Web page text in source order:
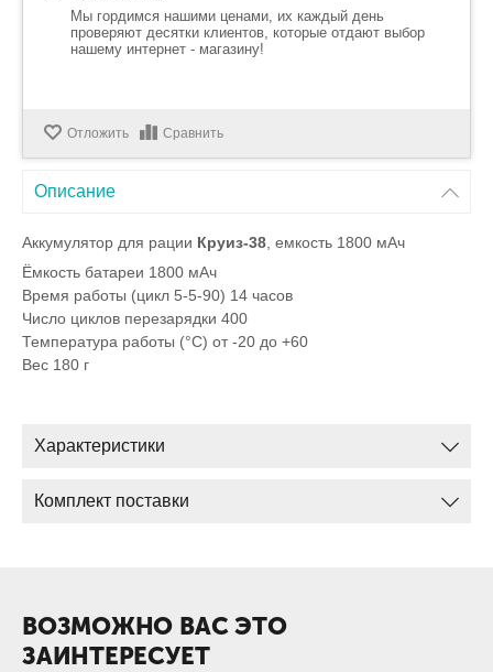
Мы гордимся нашими ценами, их каждый день
проверяют десятки клиентов, которые отдают выбор
нашему интернет - магазину!
Отложить Сравнить
Описание
Аккумулятор для рации Круиз-38 , емкость 1800 мАч
Ёмкость батареи 1800 мАч
Время работы (цикл 5-5-90) 14 часов
Число циклов перезарядки 400
Температура работы (°С) от -20 до +60
Вес 180 г
Характеристики
Комплект поставки
ВОЗМОЖНО ВАС ЭТО
ЗАИНТЕРЕСУЕТ